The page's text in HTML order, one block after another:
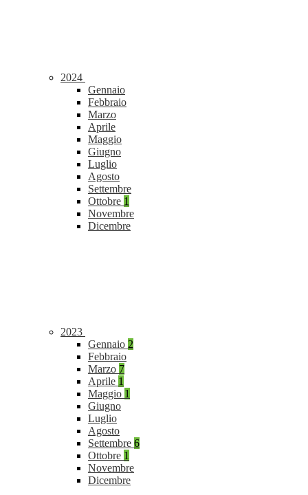
2024
Gennaio
Febbraio
Marzo
Aprile
Maggio
Giugno
Luglio
Agosto
Settembre
Ottobre 1
Novembre
Dicembre
2023
Gennaio 2
Febbraio
Marzo 7
Aprile 1
Maggio 1
Giugno
Luglio
Agosto
Settembre 6
Ottobre 1
Novembre
Dicembre